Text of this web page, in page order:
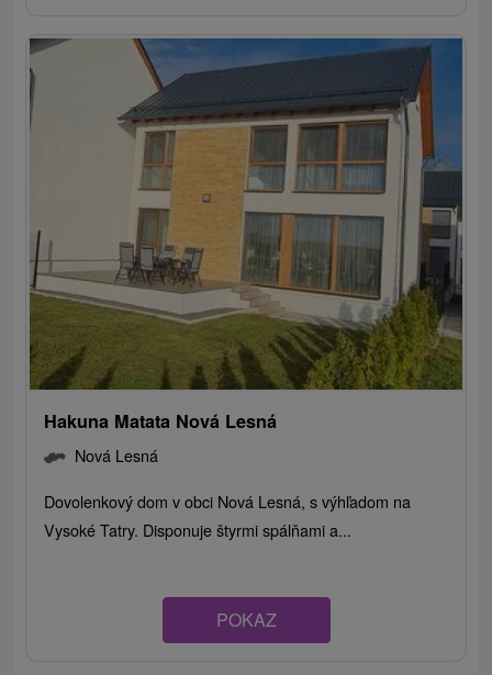
Hakuna Matata Nová Lesná
Nová Lesná
Dovolenkový dom v obci Nová Lesná, s výhľadom na
Vysoké Tatry. Disponuje štyrmi spálňami a...
POKAZ